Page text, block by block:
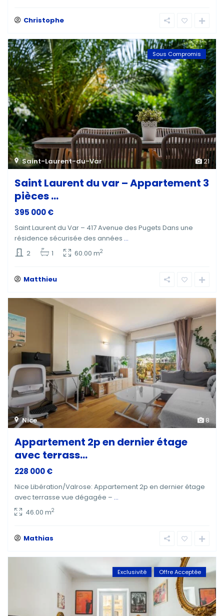
Christophe
21
Saint-Laurent-du-Var
Sous Compromis
Saint Laurent du var – Appartement 3
pièces ...
395 000 €
Saint Laurent du Var – 417 Avenue des Pugets Dans une
résidence sécurisée des années ...
2
1 60.00 m2
Matthieu
8
Nice
Appartement 2p en dernier étage
avec terrass...
228 000 €
Nice Libération/Valrose: Appartement 2p en dernier étage
avec terrasse vue dégagée – ...
46.00 m2
Mathias
Exclusivité Offre Acceptée